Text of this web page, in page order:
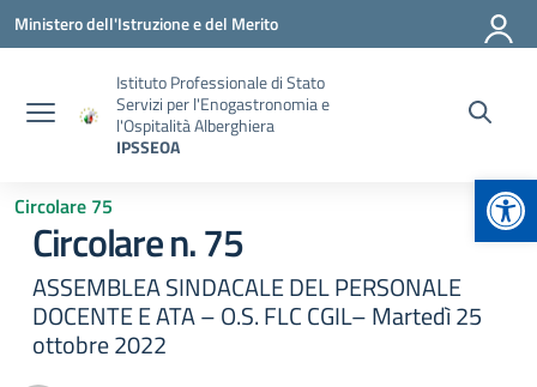
Vai ai contenuti
Vai al menu di navigazione
Vai al footer
Ministero dell'Istruzione e del Merito
Istituto Professionale di Stato
Servizi per l'Enogastronomia e
l'Ospitalità Alberghiera
IPSSEOA
Circolare 75
Circolare n. 75
ASSEMBLEA SINDACALE DEL PERSONALE
DOCENTE E ATA – O.S. FLC CGIL– Martedì 25
ottobre 2022